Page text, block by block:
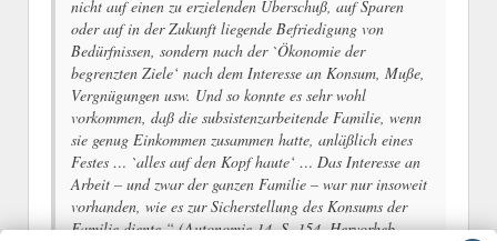
nicht auf einen zu erzielenden Überschuß, auf Sparen
oder auf in der Zukunft liegende Befriedigung von
Bedürfnissen, sondern nach der `Ökonomie der
begrenzten Ziele‘ nach dem Interesse an Konsum, Muße,
Vergnügungen usw. Und so konnte es sehr wohl
vorkommen, daß die subsistenzarbeitende Familie, wenn
sie genug Einkommen zusammen hatte, anläßlich eines
Festes … `alles auf den Kopf haute‘ … Das Interesse an
Arbeit – und zwar der ganzen Familie – war nur insoweit
vorhanden, wie es zur Sicherstellung des Konsums der
Familie diente.“ (Autonomie 14, S. 154, Hervorheb.